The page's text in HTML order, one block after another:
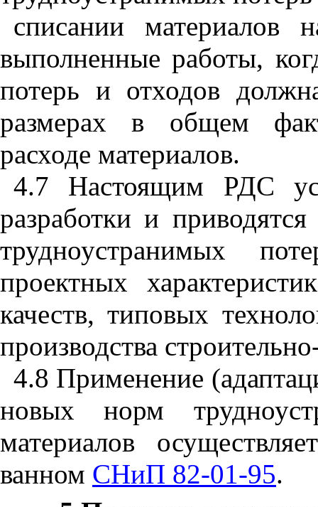
списании материалов
выполненные работы,
потерь и отхо­дов
размерах в общем
расходе материалов.
4.7 Настоящим РДС
разработки и
трудноус­транимых
проектных
качеств, типовых
производства
4.8 Применение
новых норм
материалов
ванном СНиП 82-01-95.